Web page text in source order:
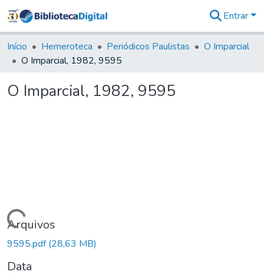
&
Coleções
Tudo na
Digital
Entrar
Início Hemeroteca Periódicos Paulistas
O Imparcial
O Imparcial, 1982, 9595
O Imparcial, 1982, 9595
Carregando...
Arquivos
9595.pdf(28,63 MB)
Data